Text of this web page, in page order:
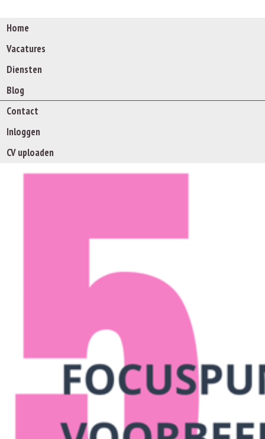
Home
Vacatures
Diensten
Blog
Contact
Inloggen
CV uploaden
Werkgevers opgelet!!